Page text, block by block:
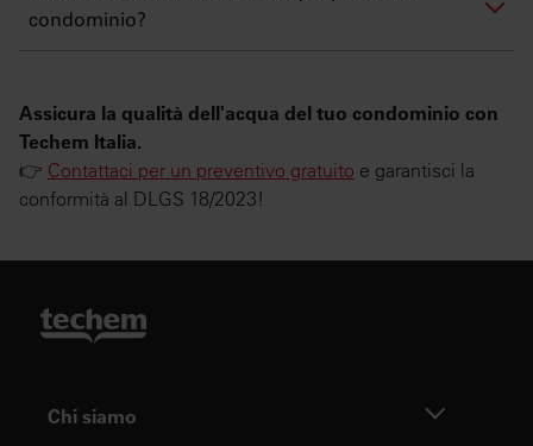
condominio?
Assicura la qualità dell'acqua del tuo condominio con
Techem Italia.
👉 Contattaci per un preventivo gratuito e garantisci la
conformità al DLGS 18/2023!
Chi siamo